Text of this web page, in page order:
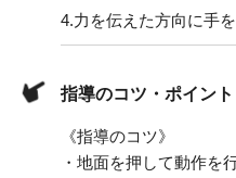
4.力を伝えた方向に手
指導のコツ・ポイント
《指導のコツ》
・地面を押して動作を